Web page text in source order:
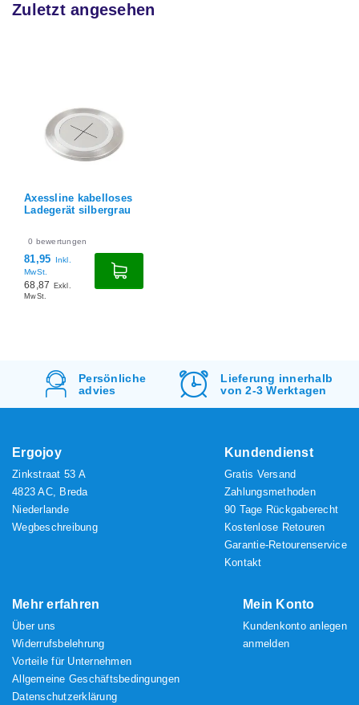
Zuletzt angesehen
Axessline kabelloses
Ladegerät silbergrau
0 bewertungen
81,95
Inkl.
MwSt.
68,87
Exkl.
MwSt.
Lieferung innerhalb
von 2-3 Werktagen
Kostenlos
&Rücksendung
Ergojoy
Zinkstraat 53 A
4823 AC, Breda
Niederlande
Wegbeschreibung
Kundendienst
Gratis Versand
Zahlungsmethoden
90 Tage Rückgaberecht
Kostenlose Retouren
Garantie-Retourenservice
Kontakt
Mehr erfahren
Über uns
Widerrufsbelehrung
Vorteile für Unternehmen
Allgemeine Geschäftsbedingungen
Datenschutzerklärung
Mein Konto
Kundenkonto anlegen
anmelden